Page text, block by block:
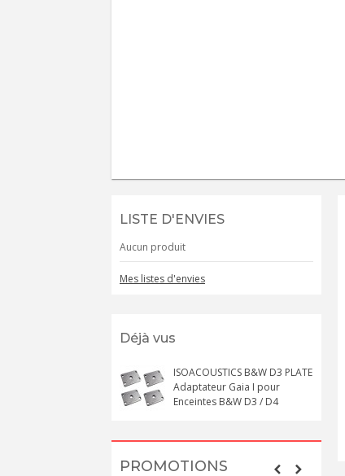
LISTE D'ENVIES
Aucun produit
Mes listes d'envies
Déjà vus
ISOACOUSTICS B&W D3 PLATE
Adaptateur Gaia I pour
Enceintes B&W D3 / D4
PROMOTIONS